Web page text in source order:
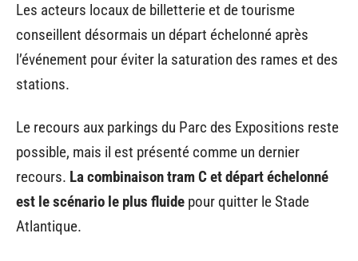
Les acteurs locaux de billetterie et de tourisme
conseillent désormais un départ échelonné après
l’événement pour éviter la saturation des rames et des
stations.
Le recours aux parkings du Parc des Expositions reste
possible, mais il est présenté comme un dernier
recours. La combinaison tram C et départ échelonné
est le scénario le plus fluide pour quitter le Stade
Atlantique.